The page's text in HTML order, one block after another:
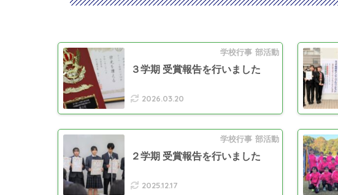
学校行事 部活動
３学期 受賞報告を行いました
2026.03.20
学校行事 部活動
２学期 受賞報告を行いました
2025.12.17